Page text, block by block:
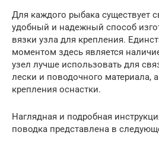
Для каждого рыбака существует
удобный и надежный способ
вязки узла для крепления.
моментом здесь является
узел лучше использовать для
лески и поводочного материала,
крепления оснастки.
Наглядная и подробная
поводка представлена в